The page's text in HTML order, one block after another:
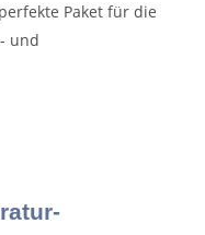
Paket für die
und